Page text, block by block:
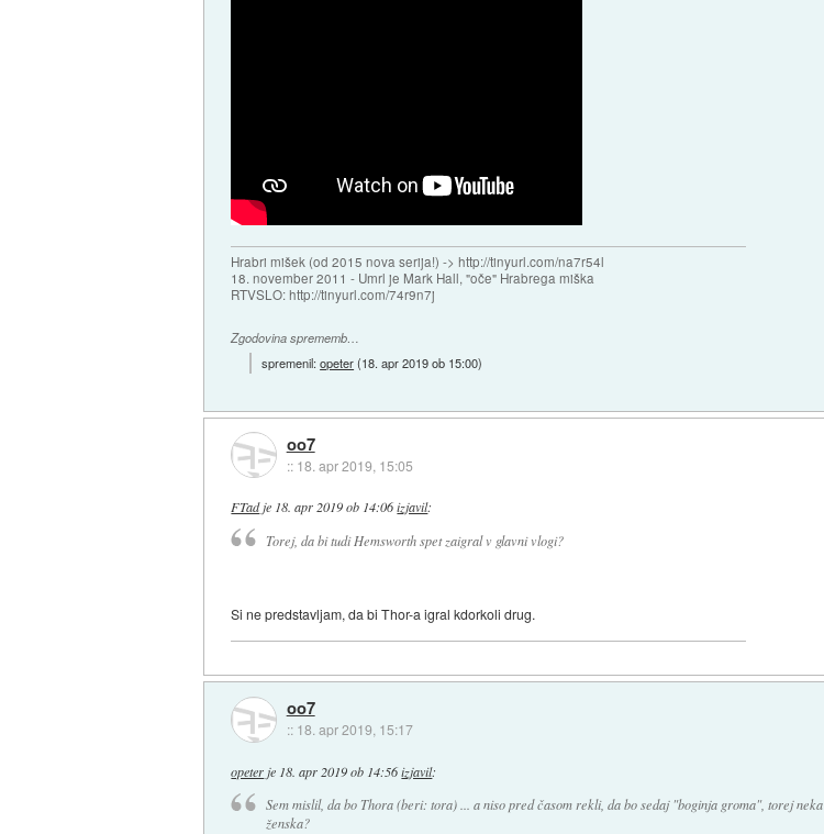
Hrabri mišek (od 2015 nova serija!) -> http://tinyurl.com/na7r54l
18. november 2011 - Umrl je Mark Hall, "oče" Hrabrega miška
RTVSLO: http://tinyurl.com/74r9n7j
Zgodovina sprememb…
spremenil:opeter(18. apr 2019 ob 15:00)
oo7
:: 18. apr 2019, 15:05
FTadje 18. apr 2019 ob 14:06 izjavil:
Torej, da bi tudi Hemsworth spet zaigral v glavni vlogi?
Si ne predstavljam, da bi Thor-a igral kdorkoli drug.
oo7
:: 18. apr 2019, 15:17
opeter je 18. apr 2019 ob 14:56 izjavil:
Sem mislil, da bo Thora (beri: tora) ... a niso pred časom rekli, da bo sedaj "boginja groma", torej neka
ženska?